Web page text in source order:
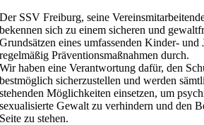
Der SSV Freiburg, seine
bekennen sich zu einem sicheren und
Grundsätzen eines umfassenden Kinder- und
regelmäßig Präventionsmaßnahmen durch.
Wir haben eine Verantwortung dafür, den
bestmöglich sicherzustellen und werden
stehenden Möglichkeiten einsetzen, um
sexualisierte Gewalt zu verhindern und den
Seite zu stehen.